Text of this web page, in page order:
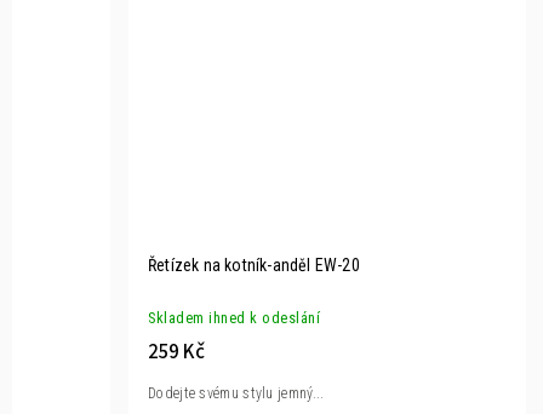
Řetízek na kotník-anděl EW-20
Skladem ihned k odeslání
259 Kč
Dodejte svému stylu jemný...